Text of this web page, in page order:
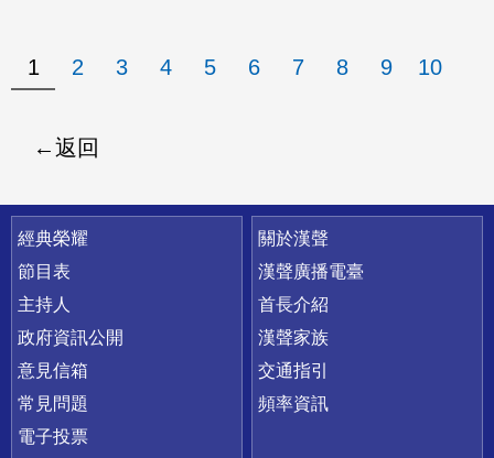
1 2 3 4 5 6 7 8 9 10
返回
快速連結
經典榮耀
節目表
主持人
政府資訊公開
意見信箱
常見問題
電子投票
關於漢聲
漢聲廣播電臺
首長介紹
漢聲家族
交通指引
頻率資訊